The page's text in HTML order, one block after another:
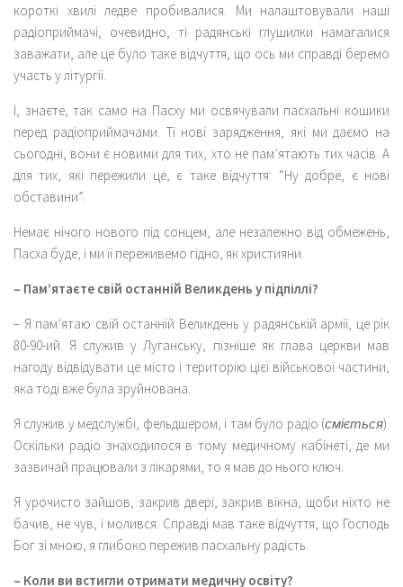
короткі хвилі ледве пробивалися. Ми налаштовували наші
радіоприймачі, очевидно, ті радянські глушилки намагалися
заважати, але це було таке відчуття, що ось ми справді беремо
участь у літургії.
І, знаєте, так само на Пасху ми освячували пасхальні кошики
перед радіоприймачами. Ті нові зарядження, які ми даємо на
сьогодні, вони є новими для тих, хто не пам’ятають тих часів. А
для тих, які пережили це, є таке відчуття: “Ну добре, є нові
обставини”.
Немає нічого нового під сонцем, але незалежно від обмежень,
Пасха буде, і ми її переживемо гідно, як християни.
– Пам’ятаєте свій останній Великдень у підпіллі?
– Я пам’ятаю свій останній Великдень у радянській армії, це рік
80-90-ий. Я служив у Луганську, пізніше як глава церкви мав
нагоду відвідувати це місто і територію цієї військової частини,
яка тоді вже була зруйнована.
Я служив у медслужбі, фельдшером, і там було радіо (сміється).
Оскільки радіо знаходилося в тому медичному кабінеті, де ми
зазвичай працювали з лікарями, то я мав до нього ключ.
Я урочисто зайшов, закрив двері, закрив вікна, щоби ніхто не
бачив, не чув, і молився. Справді мав таке відчуття, що Господь
Бог зі мною, я глибоко пережив пасхальну радість.
– Коли ви встигли отримати медичну освіту?